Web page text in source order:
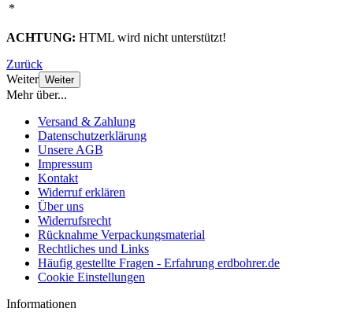
*
ACHTUNG: HTML wird nicht unterstützt!
Zurück
Weiter Weiter
Mehr über...
Versand & Zahlung
Datenschutzerklärung
Unsere AGB
Impressum
Kontakt
Widerruf erklären
Über uns
Widerrufsrecht
Rücknahme Verpackungsmaterial
Rechtliches und Links
Häufig gestellte Fragen - Erfahrung erdbohrer.de
Cookie Einstellungen
Informationen